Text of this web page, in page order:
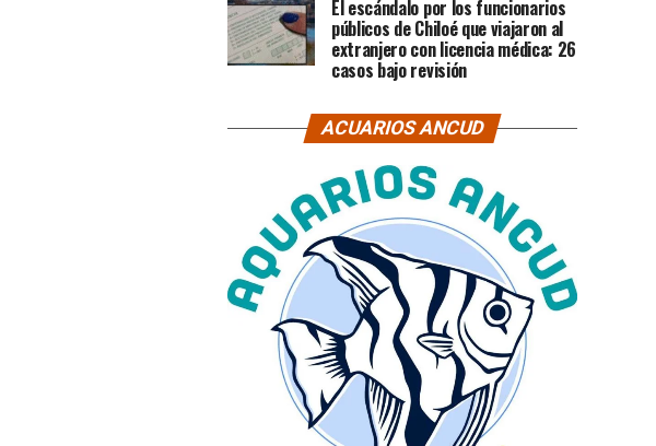
El escándalo por los funcionarios
públicos de Chiloé que viajaron al
extranjero con licencia médica: 26
casos bajo revisión
ACUARIOS ANCUD